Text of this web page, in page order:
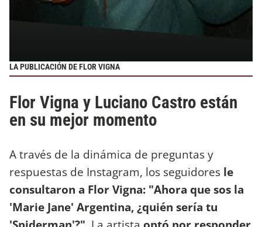
LA PUBLICACIÓN DE FLOR VIGNA
Flor Vigna y Luciano Castro están
en su mejor momento
A través de la dinámica de preguntas y
respuestas de Instagram, los seguidores le
consultaron a Flor Vigna: "Ahora que sos la
'Marie Jane' Argentina, ¿quién sería tu